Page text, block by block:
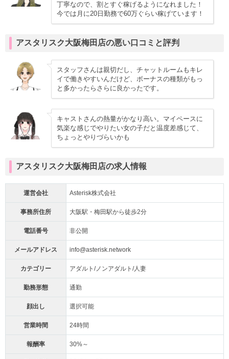
丁寧なので、割とすぐ稼げるようになれました！
今では月に20日勤務で60万ぐらい稼げています！
アスタリスク大阪梅田店の悪い口コミと評判
スタッフさんは親切だし、チャットルームもキレ
イで働きやすいんだけど、ボーナスの種類がもっ
と多かったらさらに良かったです。
キャストさんの熱量がかなり高い。マイペースに
気楽な感じでやりたい女の子だと温度差感じて、
ちょっとやりづらいかも
アスタリスク大阪梅田店の求人情報
運営会社 Asterisk株式会社
事務所住所 大阪駅・梅田駅から徒歩2分
電話番号 非公開
メールアドレス info@asterisk.network
カテゴリー アダルト/ノンアダルト/人妻
勤務形態 通勤
顔出し 選択可能
営業時間 24時間
報酬率 30%～